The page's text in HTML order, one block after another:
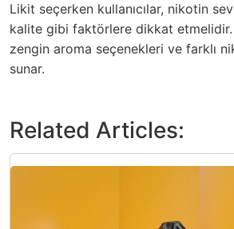
Likit seçerken kullanıcılar, nikotin
kalite gibi faktörlere dikkat etmelidir.
zengin aroma seçenekleri ve farklı
sunar.
Related Articles: